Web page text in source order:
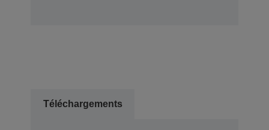
Téléchargements